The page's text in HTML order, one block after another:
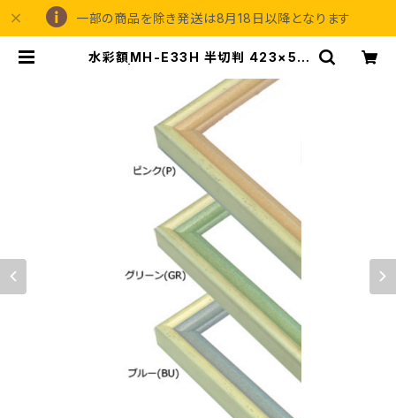
一部の商品を除き発送は8月18日以降となります
水彩額MH-E33H 半切判 423×54
ングアイガ